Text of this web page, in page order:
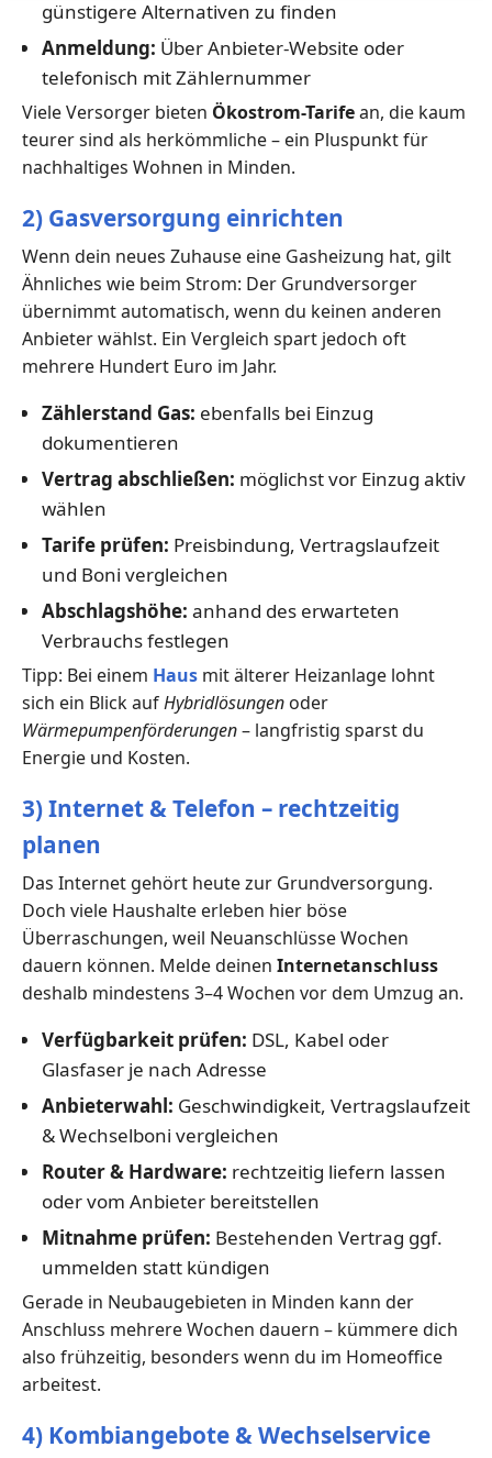
günstigere Alternativen zu finden
Anmeldung: Über Anbieter-Website oder
telefonisch mit Zählernummer
Viele Versorger bieten Ökostrom-Tarifean, die kaum
teurer sind als herkömmliche – ein Pluspunkt für
nachhaltiges Wohnen in Minden.
2) Gasversorgung einrichten
Wenn dein neues Zuhause eine Gasheizung hat, gilt
Ähnliches wie beim Strom: Der Grundversorger
übernimmt automatisch, wenn du keinen anderen
Anbieter wählst. Ein Vergleich spart jedoch oft
mehrere Hundert Euro im Jahr.
Zählerstand Gas: ebenfalls bei Einzug
dokumentieren
Vertrag abschließen: möglichst vor Einzug aktiv
wählen
Tarife prüfen: Preisbindung, Vertragslaufzeit
und Boni vergleichen
Abschlagshöhe: anhand des erwarteten
Verbrauchs festlegen
Tipp: Bei einem Haus mit älterer Heizanlage lohnt
sich ein Blick aufHybridlösungen oder
Wärmepumpenförderungen– langfristig sparst du
Energie und Kosten.
3) Internet & Telefon – rechtzeitig
planen
Das Internet gehört heute zur Grundversorgung.
Doch viele Haushalte erleben hier böse
Überraschungen, weil Neuanschlüsse Wochen
dauern können. Melde deinen Internetanschluss
deshalb mindestens 3–4 Wochen vor dem Umzug an.
Verfügbarkeit prüfen: DSL, Kabel oder
Glasfaser je nach Adresse
Anbieterwahl: Geschwindigkeit, Vertragslaufzeit
& Wechselboni vergleichen
Router & Hardware: rechtzeitig liefern lassen
oder vom Anbieter bereitstellen
Mitnahme prüfen: Bestehenden Vertrag ggf.
ummelden statt kündigen
Gerade in Neubaugebieten in Minden kann der
Anschluss mehrere Wochen dauern – kümmere dich
also frühzeitig, besonders wenn du im Homeoffice
arbeitest.
4) Kombiangebote & Wechselservice